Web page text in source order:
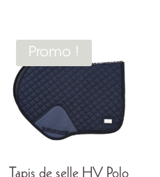
69,95 €.
Promo !